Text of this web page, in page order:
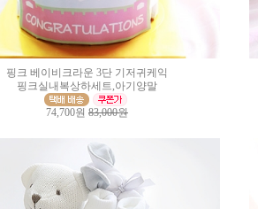
핑크 베이비크라운 3단 기저귀케익
핑크실내복상하세트,아기양말
74,700원 83,000원